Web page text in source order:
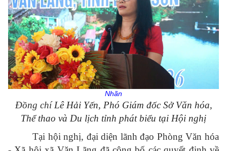
Nhãn
Đồng chíLê Hải Yến, Phó Giám đốc Sở Văn hóa,
Thể thao và Du lịch tỉnh phát biểu tại Hội nghị
Tại hội nghị, đại diện lãnh đạo Phòng Văn hóa